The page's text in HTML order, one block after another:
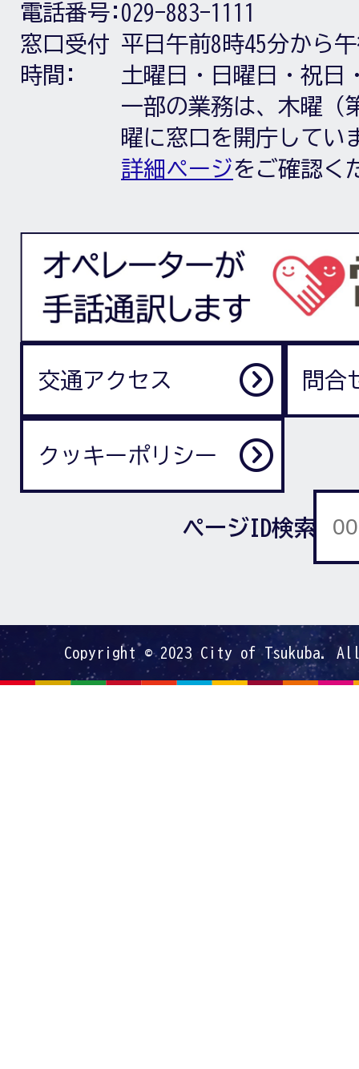
電話番号: 029-883-1111
窓口受付
時間:
平日午前8時45分から
土曜日・日曜日・祝日
一部の業務は、木曜（
曜に窓口を開庁してい
詳細ページをご確認く
交通アクセス 問合
クッキーポリシー
ページID検索
Copyright © 2023 City of Tsukuba.